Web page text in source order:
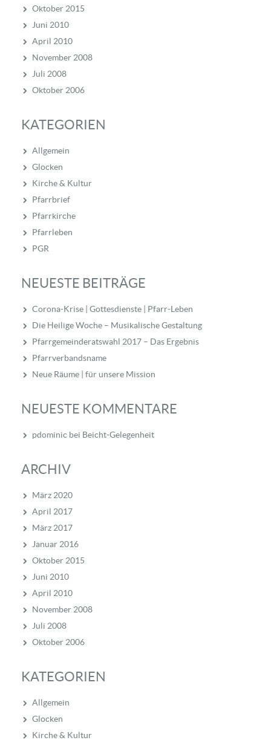
Oktober 2015
Juni 2010
April 2010
November 2008
Juli 2008
Oktober 2006
KATEGORIEN
Allgemein
Glocken
Kirche & Kultur
Pfarrbrief
Pfarrkirche
Pfarrleben
PGR
NEUESTE BEITRÄGE
Corona-Krise | Gottesdienste | Pfarr-Leben
Die Heilige Woche – Musikalische Gestaltung
Pfarrgemeinderatswahl 2017 – Das Ergebnis
Pfarrverbandsname
Neue Räume | für unsere Mission
NEUESTE KOMMENTARE
pdominic bei Beicht-Gelegenheit
ARCHIV
März 2020
April 2017
März 2017
Januar 2016
Oktober 2015
Juni 2010
April 2010
November 2008
Juli 2008
Oktober 2006
KATEGORIEN
Allgemein
Glocken
Kirche & Kultur